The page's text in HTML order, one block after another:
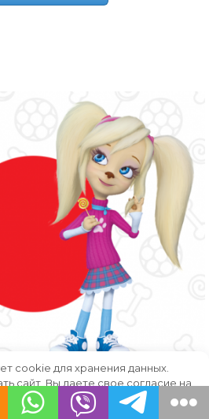
cookie для хранения данных.
сайт, Вы даете свое согласие на
файлами.
OK